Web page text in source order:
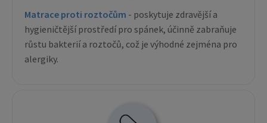
Matrace proti roztočům - poskytuje zdravější a
hygieničtější prostředí pro spánek, účinně zabraňuje
růstu bakterií a roztočů, což je výhodné zejména pro
alergiky.